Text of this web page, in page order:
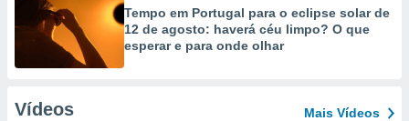
Tempo em Portugal para o eclipse solar de
12 de agosto: haverá céu limpo? O que
esperar e para onde olhar
Vídeos Mais Vídeos